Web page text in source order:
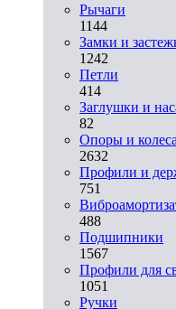
Рычаги
1144
Замки и
1242
Петли
414
Заглушки и
82
Опоры и колеса
2632
Профили и
751
488
Подшипники
1567
Профили для
1051
Ручки